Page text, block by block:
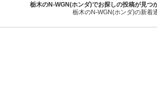
栃木のN-WGN(ホンダ)でお探しの投稿が見つ
栃木のN-WGN(ホンダ)の新着